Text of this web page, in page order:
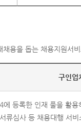
용을 돕는 채용지원서
구인업
에 등록한 인재 풀을 활
류심사 등 채용대행 서비